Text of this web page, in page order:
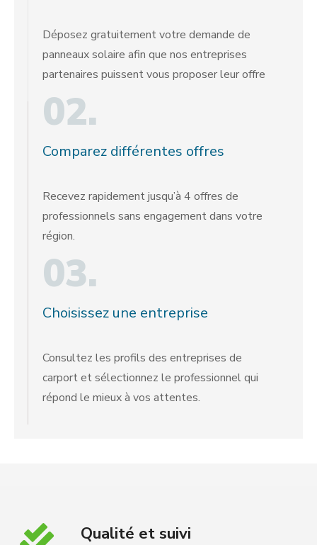
Déposez gratuitement votre demande de
panneaux solaire afin que nos entreprises
partenaires puissent vous proposer leur offre
02.
Comparez différentes offres
Recevez rapidement jusqu’à 4 offres de
professionnels sans engagement dans votre
région.
03.
Choisissez une entreprise
Consultez les profils des entreprises de
carport et sélectionnez le professionnel qui
répond le mieux à vos attentes.
Qualité et suivi